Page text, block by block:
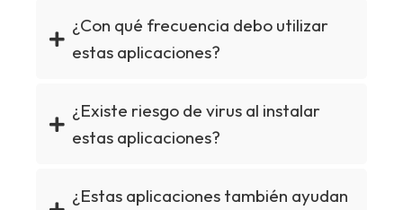
¿Con qué frecuencia debo utilizar
estas aplicaciones?
¿Existe riesgo de virus al instalar
estas aplicaciones?
¿Estas aplicaciones también ayudan